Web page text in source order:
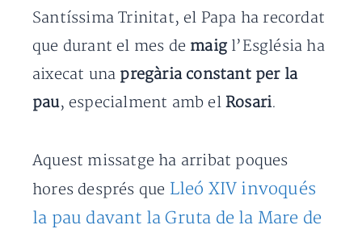
Santíssima Trinitat, el Papa ha recordat
que durant el mes de maig l’Església ha
aixecat una pregària constant per la
pau, especialment amb elRosari.
Aquest missatge ha arribat poques
hores després que Lleó XIV invoqués
la pau davant la Gruta de la Mare de